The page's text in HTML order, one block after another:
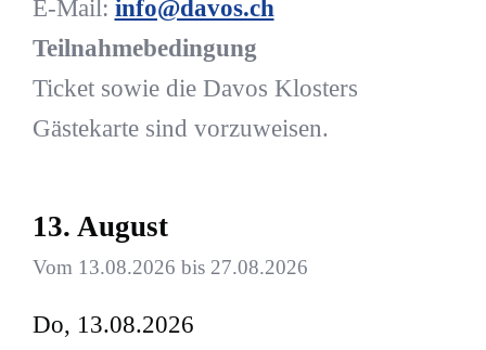
E-Mail: info@davos.ch
Teilnahmebedingung
Ticket sowie die Davos Klosters
Gästekarte sind vorzuweisen.
13. August
Vom 13.08.2026 bis 27.08.2026
Do, 13.08.2026